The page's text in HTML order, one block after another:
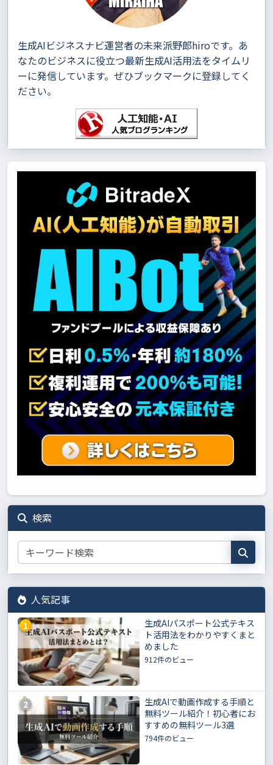
生成AIビジネスナビ運営者の未来派野郎hiroです。あ
なたのビジネスに役立つ最新生成AI活用法をタイムリ
ーに発信しています。ぜひブックマークに登録してく
ださい。
検索
人気記事
1
生成AIパスポート公式テキス
ト活用法をわかりやすくまと
めました
912件のビュー
2
生成AIで動画作成する手順と
無料ツール紹介！初心者にお
すすめの無料ツール3選
794件のビュー